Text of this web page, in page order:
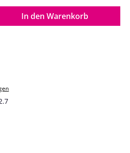
Gib den gewünschten
In den Warenkorb